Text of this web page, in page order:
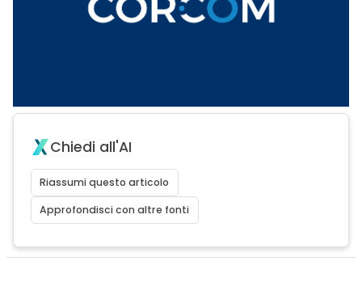
Chiedi all'AI
Riassumi questo articolo
Approfondisci con altre fonti